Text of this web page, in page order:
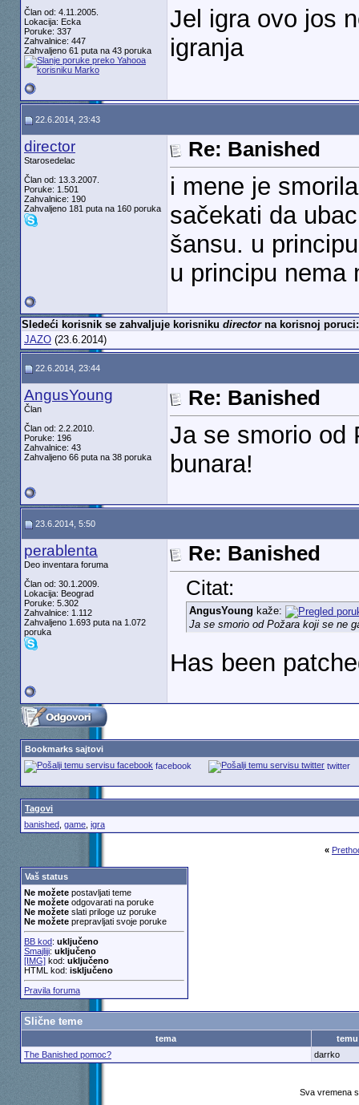
Član od: 4.11.2005.
Lokacija: Ecka
Poruke: 337
Zahvalnice: 447
Zahvaljeno 61 puta na 43 poruka
Jel igra ovo jos
igranja
22.6.2014, 23:43
director
Starosedelac
Član od: 13.3.2007.
Poruke: 1.501
Zahvalnice: 190
Zahvaljeno 181 puta na 160 poruka
Re: Banished
i mene je
sačekati da
šansu. u
u principu nema
Sledeći korisnik se zahvaljuje korisniku directorna korisnoj poruci:
JAZO(23.6.2014)
22.6.2014, 23:44
AngusYoung
Član
Član od: 2.2.2010.
Poruke: 196
Zahvalnice: 43
Zahvaljeno 66 puta na 38 poruka
Re: Banished
Ja se smorio od
bunara!
23.6.2014, 5:50
perablenta
Deo inventara foruma
Član od: 30.1.2009.
Lokacija: Beograd
Poruke: 5.302
Zahvalnice: 1.112
Zahvaljeno 1.693 puta na 1.072
poruka
Re: Banished
Citat:
AngusYoung kaže:
Ja se smorio od Požara koji se ne
Has been
Bookmarks sajtovi
facebook
twitter
Tagovi
banished, game, igra
«
Vaš status
Ne možetepostavljati teme
Ne možeteodgovarati na poruke
Ne možeteslati priloge uz poruke
Ne možeteprepravljati svoje poruke
BB kod: uključeno
Smajliji: uključeno
[IMG]kod: uključeno
HTML kod: isključeno
Pravila foruma
Slične teme
tema
The Banished pomoc?
darrko
Sva vremena